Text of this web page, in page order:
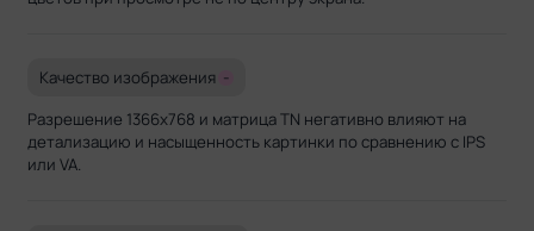
Качество изображения -
Разрешение 1366x768 и матрица TN негативно влияют на
детализацию и насыщенность картинки по сравнению с IPS
или VA.